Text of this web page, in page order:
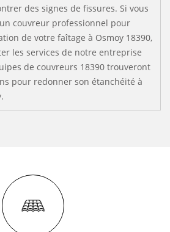
des signes de fissures. Si vous
couvreur professionnel pour
de votre faîtage à Osmoy 18390,
les services de notre entreprise
de couvreurs 18390 trouveront
pour redonner son étanchéité à